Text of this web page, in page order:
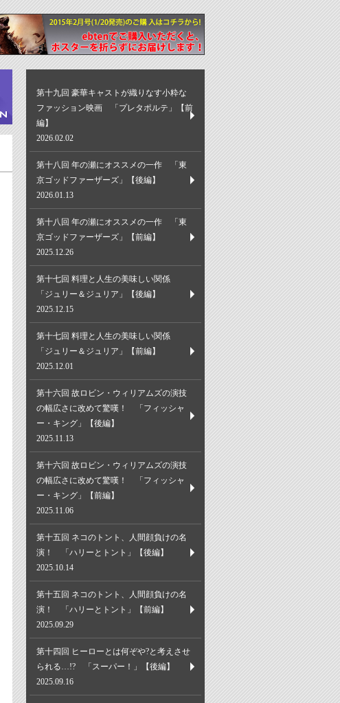
第十九回 豪華キャストが織りなす小粋な
ファッション映画 「プレタポルテ」【前
編】
2026.02.02
第十八回 年の瀬にオススメの一作 「東
京ゴッドファーザーズ」【後編】
2026.01.13
第十八回 年の瀬にオススメの一作 「東
京ゴッドファーザーズ」【前編】
2025.12.26
第十七回 料理と人生の美味しい関係
「ジュリー＆ジュリア」【後編】
2025.12.15
第十七回 料理と人生の美味しい関係
「ジュリー＆ジュリア」【前編】
2025.12.01
第十六回 故ロビン・ウィリアムズの演技
の幅広さに改めて驚嘆！ 「フィッシャ
ー・キング」【後編】
2025.11.13
第十六回 故ロビン・ウィリアムズの演技
の幅広さに改めて驚嘆！ 「フィッシャ
ー・キング」【前編】
2025.11.06
第十五回 ネコのトント、人間顔負けの名
演！ 「ハリーとトント」【後編】
2025.10.14
第十五回 ネコのトント、人間顔負けの名
演！ 「ハリーとトント」【前編】
2025.09.29
第十四回 ヒーローとは何ぞや?と考えさせ
られる…!? 「スーパー！」【後編】
2025.09.16